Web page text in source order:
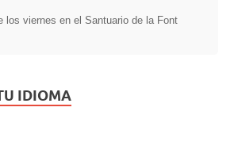
los viernes en el Santuario de la Font
IDIOMA